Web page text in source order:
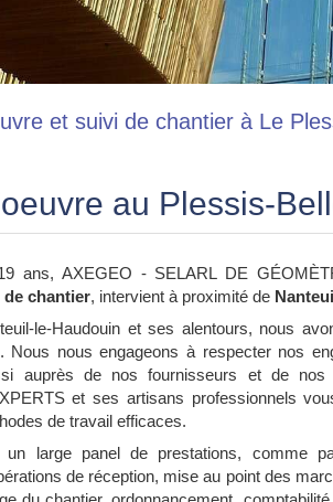
et suivi de chantier à Le
au Plessis-
ans, AXEGEO - SELARL DE
chantier, intervient à proximité de
le-Haudouin et ses alentours, nous
Nous nous engageons à respecter nos
auprès de nos fournisseurs et de nos
et ses artisans professionnels
de travail efficaces.
un large panel de prestations, comme
de réception, mise au point des